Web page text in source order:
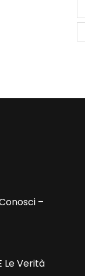
–
Le Verità